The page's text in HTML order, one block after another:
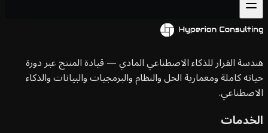
القرار للذكاء الاصطناعي المادي — قيادة المنتج عبر دورة
كاملة ومعمارية الحل والنظام والبرمجيات والبيانات والذكاء